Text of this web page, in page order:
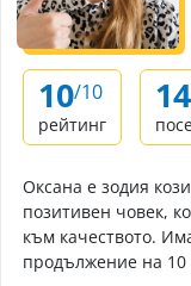
10/10
рейтинг
14
Оксана е зодия
позитивен човек,
към качеството.
продължение на 10